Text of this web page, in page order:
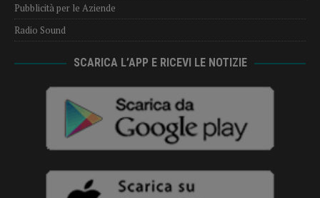
Pubblicità per le Aziende
Radio Sound
SCARICA L’APP E RICEVI LE NOTIZIE